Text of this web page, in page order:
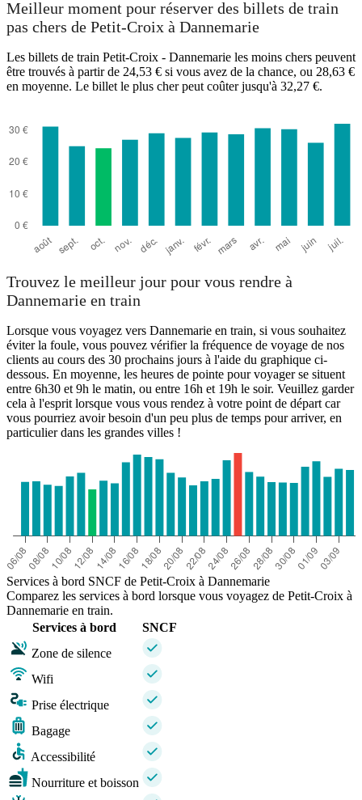
Dannemarie
Meilleur moment pour réserver des billets de train
pas chers de Petit-Croix à Dannemarie
Les billets de train Petit-Croix - Dannemarie les moins chers peuvent
être trouvés à partir de 24,53 € si vous avez de la chance, ou 28,63 €
en moyenne. Le billet le plus cher peut coûter jusqu'à 32,27 €.
Trouvez le meilleur jour pour vous rendre à
Dannemarie en train
Lorsque vous voyagez vers Dannemarie en train, si vous souhaitez
éviter la foule, vous pouvez vérifier la fréquence de voyage de nos
clients au cours des 30 prochains jours à l'aide du graphique ci-
dessous. En moyenne, les heures de pointe pour voyager se situent
entre 6h30 et 9h le matin, ou entre 16h et 19h le soir. Veuillez garder
cela à l'esprit lorsque vous vous rendez à votre point de départ car
vous pourriez avoir besoin d'un peu plus de temps pour arriver, en
particulier dans les grandes villes !
Services à bord SNCF de Petit-Croix à Dannemarie
Comparez les services à bord lorsque vous voyagez de Petit-Croix à
Dannemarie en train.
Services à bord
SNCF
Zone de silence
Wifi
Prise électrique
Bagage
Accessibilité
Nourriture et boisson